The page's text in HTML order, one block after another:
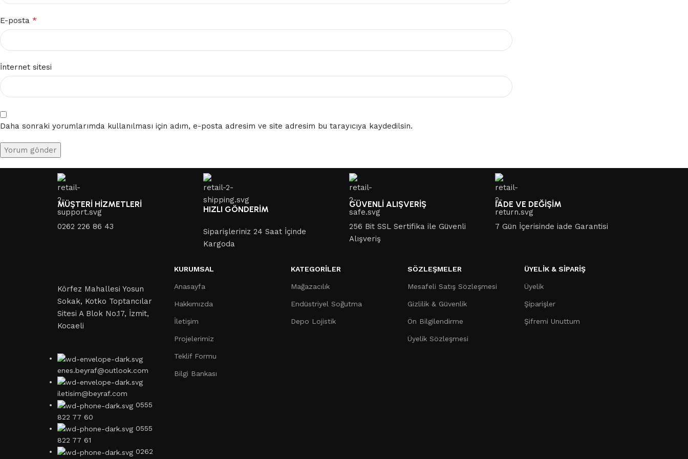
E-posta *
İnternet sitesi
Daha sonraki yorumlarımda kullanılması için adım, e-posta adresim ve site adresim bu tarayıcıya kaydedilsin.
MÜŞTERİ HİZMETLERİ
0262 226 86 43
HIZLI GÖNDERİM
Siparişleriniz 24 Saat İçinde
Kargoda
GÜVENLİ ALIŞVERİŞ
256 Bit SSL Sertifika ile Güvenli
Alışveriş
İADE VE DEĞİŞİM
7 Gün İçerisinde iade Garantisi
Körfez Mahallesi Yosun
Sokak, Kotko Toptancılar
Sitesi A Blok No.17, İzmit,
Kocaeli
enes.beyraf@outlook.com
iletisim@beyraf.com
0555
822 77 60
0555
822 77 61
0262
KURUMSAL
Anasayfa
Hakkımızda
İletişim
Projelerimiz
Teklif Formu
Bilgi Bankası
KATEGORILER
Mağazacılık
Endüstriyel Soğutma
Depo Lojistik
SÖZLEŞMELER
Mesafeli Satış Sözleşmesi
Gizlilik & Güvenlik
Ön Bilgilendirme
Üyelik Sözleşmesi
ÜYELİK & SİPARİŞ
Üyelik
Şiparişler
Şifremi Unuttum